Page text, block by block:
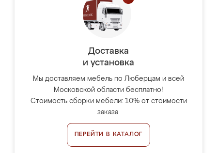
Доставка
и установка
Мы доставляем мебель по Люберцам и всей
Московской области бесплатно!
Стоимость сборки мебели: 10% от стоимости
заказа.
ПЕРЕЙТИ В КАТАЛОГ